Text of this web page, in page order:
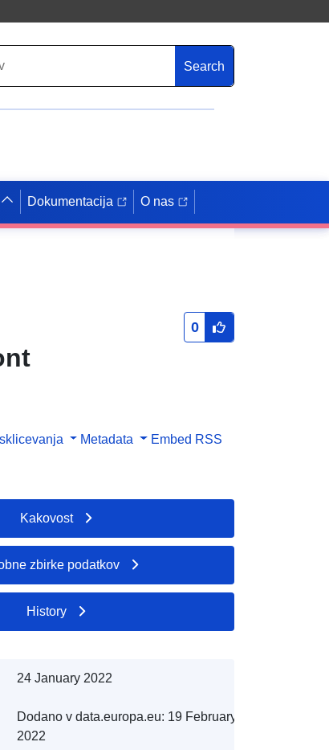
Search
Dokumentacija O nas
0
Metadata Embed RSS
Kakovost
zbirke podatkov
History
24 January 2022
Dodano v data.europa.eu: 19 February
2022